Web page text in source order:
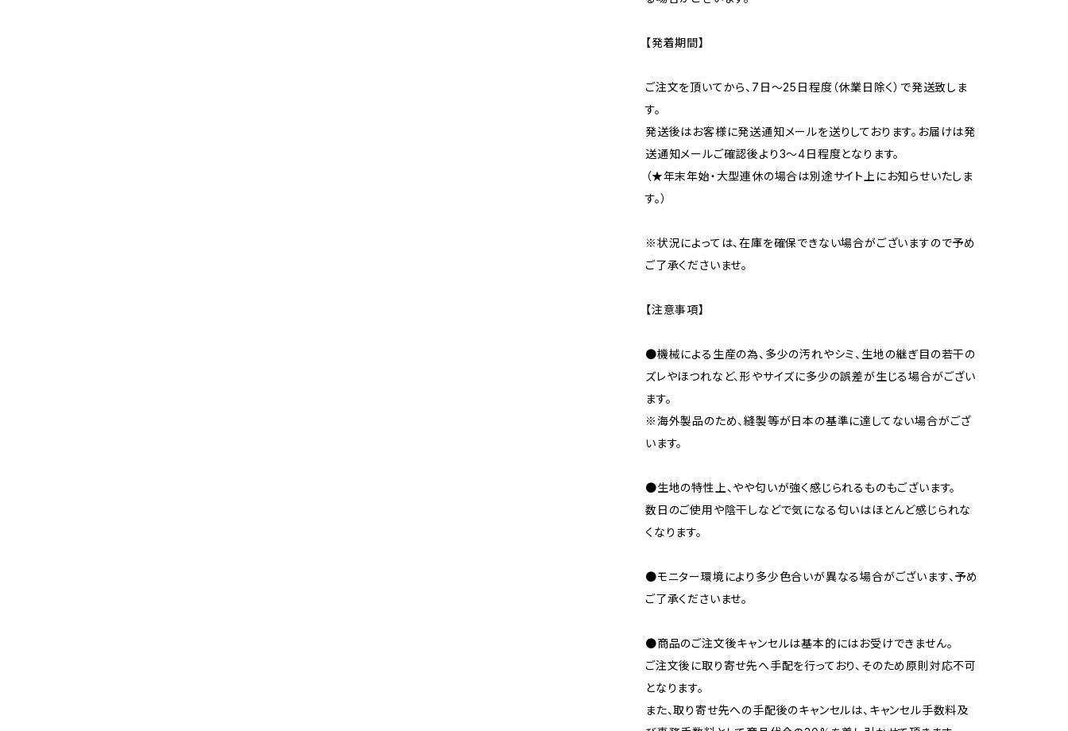
【発着期間】
ご注文を頂いてから、7日〜25日程度（休業日除く）で発送致しま
す。
発送後はお客様に発送通知メールを送りしております。お届けは発
送通知メールご確認後より3〜4日程度となります。
（★年末年始・大型連休の場合は別途サイト上にお知らせいたしま
す。）
※状況によっては、在庫を確保できない場合がございますので予め
ご了承くださいませ。
【注意事項】
●機械による生産の為、多少の汚れやシミ、生地の継ぎ目の若干の
ズレやほつれなど、形やサイズに多少の誤差が生じる場合がござい
ます。
※海外製品のため、縫製等が日本の基準に達してない場合がござ
います。
●生地の特性上、やや匂いが強く感じられるものもございます。
数日のご使用や陰干しなどで気になる匂いはほとんど感じられな
くなります。
●モニター環境により多少色合いが異なる場合がございます、予め
ご了承くださいませ。
●商品のご注文後キャンセルは基本的にはお受けできません。
ご注文後に取り寄せ先へ手配を行っており、そのため原則対応不可
となります。
また、取り寄せ先への手配後のキャンセルは、キャンセル手数料及